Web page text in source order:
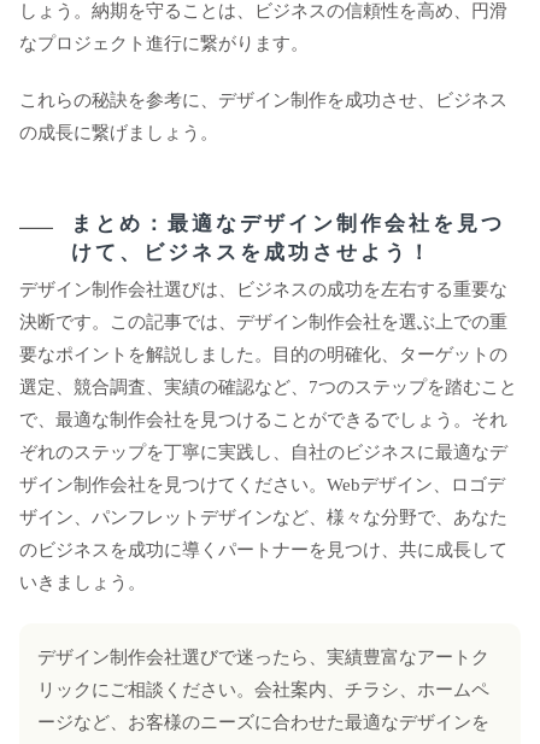
しょう。納期を守ることは、ビジネスの信頼性を高め、円滑
なプロジェクト進行に繋がります。
これらの秘訣を参考に、デザイン制作を成功させ、ビジネス
の成長に繋げましょう。
まとめ：最適なデザイン制作会社を見つ
けて、ビジネスを成功させよう！
デザイン制作会社選びは、ビジネスの成功を左右する重要な
決断です。この記事では、デザイン制作会社を選ぶ上での重
要なポイントを解説しました。目的の明確化、ターゲットの
選定、競合調査、実績の確認など、7つのステップを踏むこと
で、最適な制作会社を見つけることができるでしょう。それ
ぞれのステップを丁寧に実践し、自社のビジネスに最適なデ
ザイン制作会社を見つけてください。Webデザイン、ロゴデ
ザイン、パンフレットデザインなど、様々な分野で、あなた
のビジネスを成功に導くパートナーを見つけ、共に成長して
いきましょう。
デザイン制作会社選びで迷ったら、実績豊富なアートク
リックにご相談ください。会社案内、チラシ、ホームペ
ージなど、お客様のニーズに合わせた最適なデザインを